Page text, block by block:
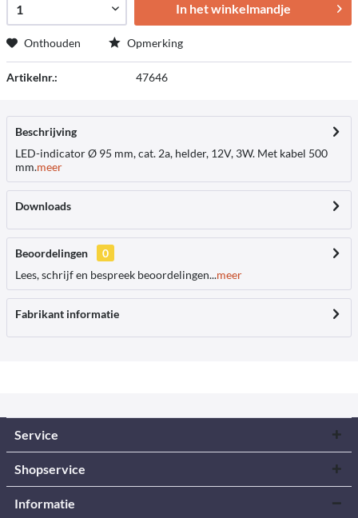
In het winkelmandje
Onthouden Opmerking
Artikelnr.: 47646
Beschrijving
LED-indicator Ø 95 mm, cat. 2a, helder, 12V, 3W. Met kabel 500
mm.meer
Downloads
Beoordelingen
0
Lees, schrijf en bespreek beoordelingen...meer
Fabrikant informatie
Service
Shopservice
Informatie